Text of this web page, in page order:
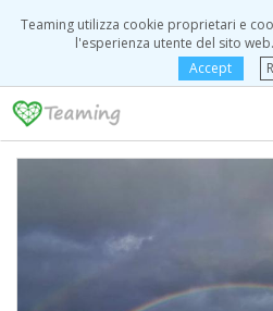
Teaming utilizza cookie proprietari e
l'esperienza utente del sito web.
Accept